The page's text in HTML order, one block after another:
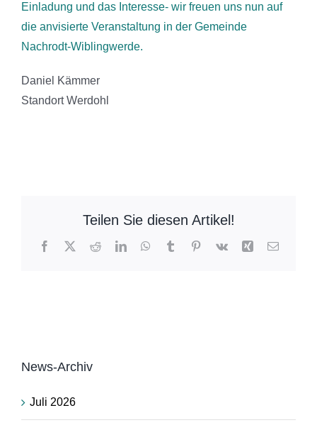
Einladung und das Interesse- wir freuen uns nun auf
die anvisierte Veranstaltung in der Gemeinde
Nachrodt-Wiblingwerde.
Daniel Kämmer
Standort Werdohl
Teilen Sie diesen Artikel!
Facebook
X RedditLinkedInWhatsApp
TumblrPinterest
Vk Xing E-
News-Archiv
Juli 2026